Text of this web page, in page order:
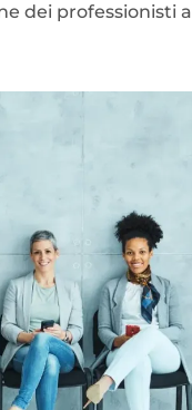
dei professionisti a